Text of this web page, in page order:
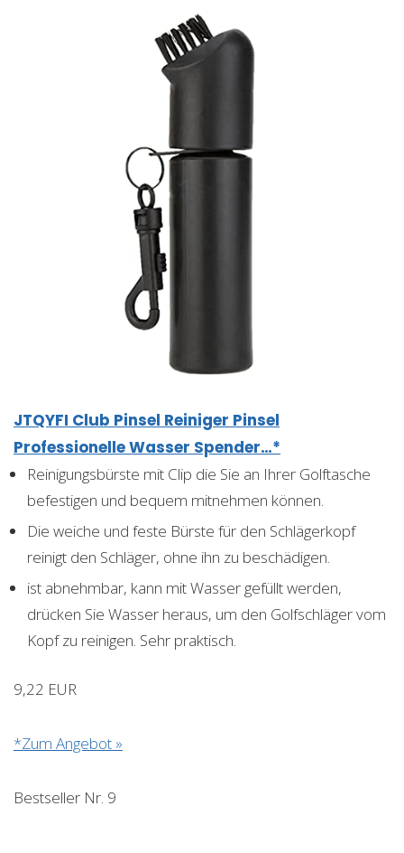
JTQYFI Club Pinsel Reiniger Pinsel
Professionelle Wasser Spender…*
Reinigungsbürste mit Clip die Sie an Ihrer Golftasche
befestigen und bequem mitnehmen können.
Die weiche und feste Bürste für den Schlägerkopf
reinigt den Schläger, ohne ihn zu beschädigen.
ist abnehmbar, kann mit Wasser gefüllt werden,
drücken Sie Wasser heraus, um den Golfschläger vom
Kopf zu reinigen. Sehr praktisch.
9,22 EUR
*Zum Angebot »
Bestseller Nr. 9